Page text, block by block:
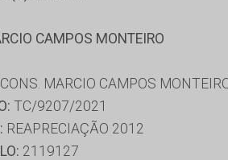
CAMPOS MONTEIRO
CONS. MARCIO CAMPOS
TC/9207/2021
REAPRECIAÇÃO 2012
2119127